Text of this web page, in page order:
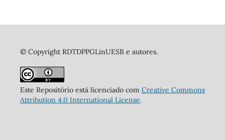
© Copyright RDTDPPGLinUESB e autores.
Este Repositório está licenciado comCreative Commons
Attribution 4.0 International License.